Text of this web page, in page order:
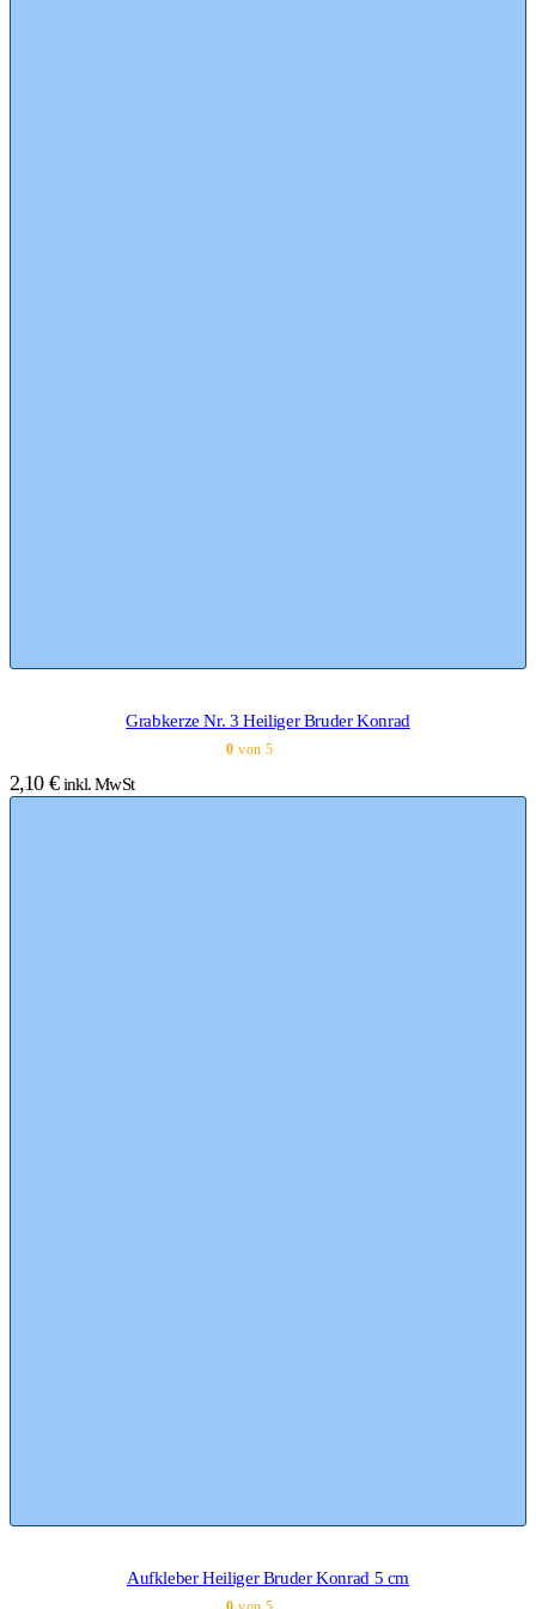
Grabkerze Nr. 3 Heiliger Bruder Konrad
0 von 5
2,10 € inkl. MwSt
Aufkleber Heiliger Bruder Konrad 5 cm